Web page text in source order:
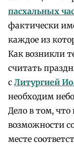
пасхальных
фактически
каждое из
Как возникли
считать
с Литургией
необходим
Дело в том, что
возможности
месте